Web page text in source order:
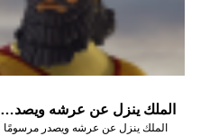
الملك ينزل عن عرشه ويصدر مرسومًا
الملك ينزل عن عرشه ويصدر مرسومًا